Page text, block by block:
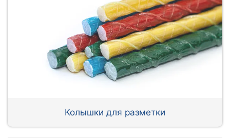
Колышки для разметки